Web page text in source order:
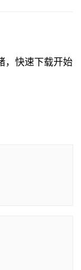
，快速下载开始